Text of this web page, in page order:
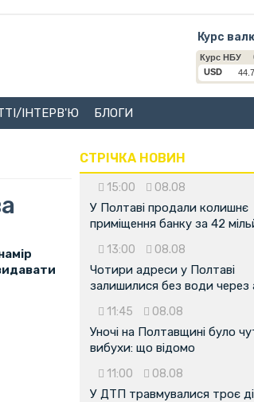
Курс
ІНТЕРВ'Ю БЛОГИ
СТРІЧКА НОВИН
15:00 08.08
У Полтаві продали колишнє
приміщення банку за 42
13:00 08.08
Чотири адреси у Полтаві
залишилися без води через
11:45 08.08
Уночі на Полтавщині було
вибухи: що відомо
11:00 08.08
У ДТП травмувалися троє